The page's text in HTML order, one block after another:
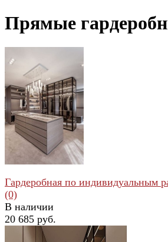
Прямые
Гардеробная по индивидуальным
(0)
В наличии
20 685 руб.